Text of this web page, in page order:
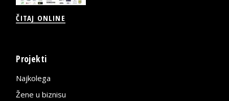
ČITAJ ONLINE
Projekti
Najkolega
Žene u biznisu